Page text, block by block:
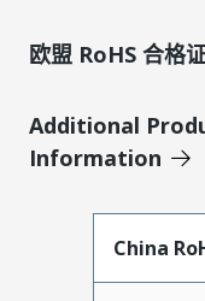
欧盟 RoHS 合格
Additional
Information
China